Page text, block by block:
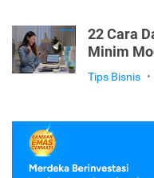
22 Cara
Minim
Tips Bisnis •